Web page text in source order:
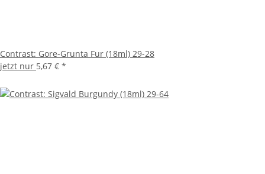
Contrast: Gore-Grunta Fur (18ml) 29-28
jetzt nur 5,67 € *